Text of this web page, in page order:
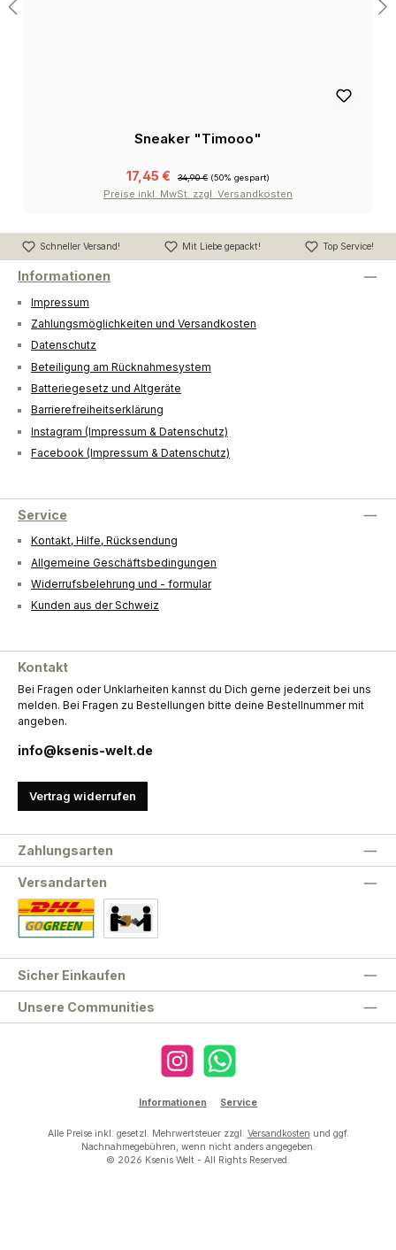
Sneaker "Timooo"
17,45 € 34,90 € (50% gespart)
Preise inkl. MwSt. zzgl. Versandkosten
Schneller Versand! Mit Liebe gepackt! Top Service!
Informationen
Impressum
Zahlungsmöglichkeiten und Versandkosten
Datenschutz
Beteiligung am Rücknahmesystem
Batteriegesetz und Altgeräte
Barrierefreiheitserklärung
Instagram (Impressum & Datenschutz)
Facebook (Impressum & Datenschutz)
Service
Kontakt, Hilfe, Rücksendung
Allgemeine Geschäftsbedingungen
Widerrufsbelehrung und - formular
Kunden aus der Schweiz
Kontakt
Bei Fragen oder Unklarheiten kannst du Dich gerne jederzeit bei uns
melden. Bei Fragen zu Bestellungen bitte deine Bestellnummer mit
angeben.
info@ksenis-welt.de
Vertrag widerrufen
Unsere Communities
Zahlungsarten
Versandarten
Sicher Einkaufen
Instagram WhatsApp
Informationen Service
Alle Preise inkl. gesetzl. Mehrwertsteuer zzgl. Versandkosten und ggf.
Nachnahmegebühren, wenn nicht anders angegeben.
© 2026 Ksenis Welt - All Rights Reserved.